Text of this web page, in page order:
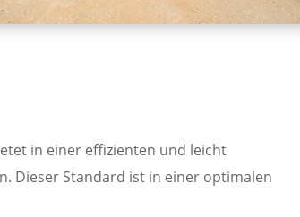
in einer effizienten und leicht
Dieser Standard ist in einer optimalen